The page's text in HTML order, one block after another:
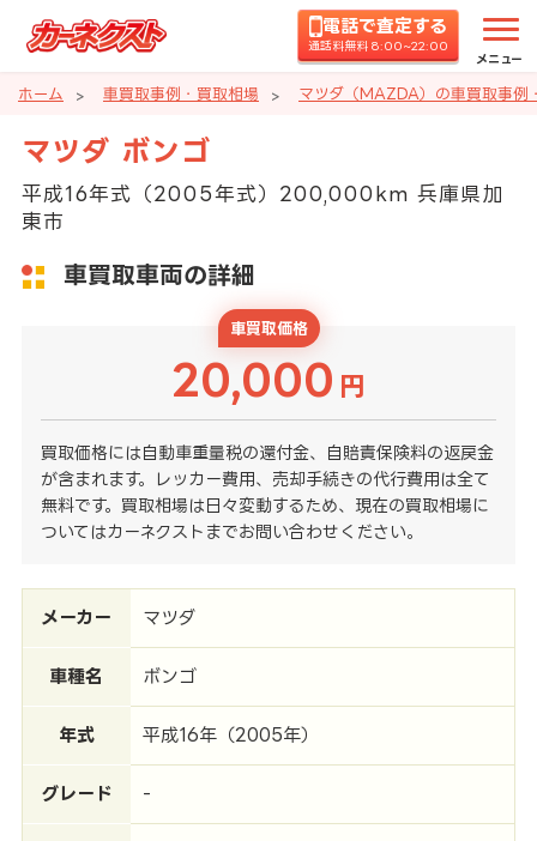
電話で査定する
通話料無料 8:00~22:00
メニュー
ホーム 車買取事例・買取相場 マツダ（MAZDA）の車買取事例
マツダ ボンゴ
平成16年式（2005年式）200,000km 兵庫県加
東市
車買取車両の詳細
車買取価格
20,000 円
買取価格には自動車重量税の還付金、自賠責保険料の返戻金
が含まれます。レッカー費用、売却手続きの代行費用は全て
無料です。買取相場は日々変動するため、現在の買取相場に
ついてはカーネクストまでお問い合わせください。
メーカー マツダ
車種名 ボンゴ
年式 平成16年（2005年）
グレード -